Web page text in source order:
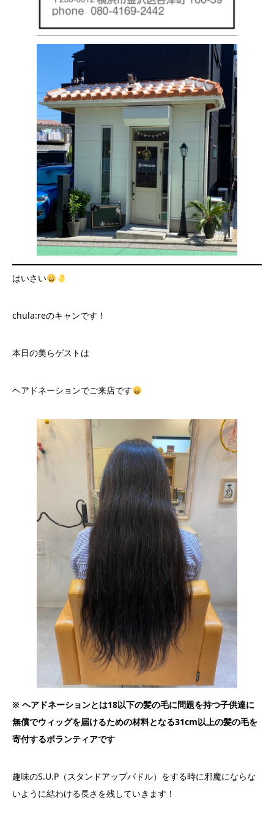
はいさい
chula:reのキャンです！
本日の美らゲストは
ヘアドネーションでご来店です
※ ヘアドネーションとは18以下の髪の毛に問題を持つ子供達に
無償でウィッグを届けるための材料となる31cm以上の髪の毛を
寄付するボランティアです
趣味のS.U.P（スタンドアップパドル）をする時に邪魔にならな
いように結わける長さを残していきます！